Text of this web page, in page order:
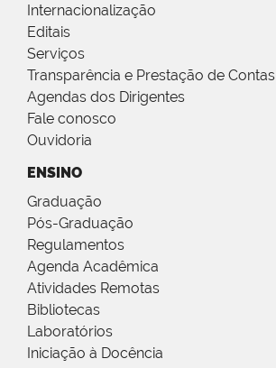
Internacionalização
Editais
Serviços
Transparência e Prestação de Contas
Agendas dos Dirigentes
Fale conosco
Ouvidoria
ENSINO
Graduação
Pós-Graduação
Regulamentos
Agenda Acadêmica
Atividades Remotas
Bibliotecas
Laboratórios
Iniciação à Docência